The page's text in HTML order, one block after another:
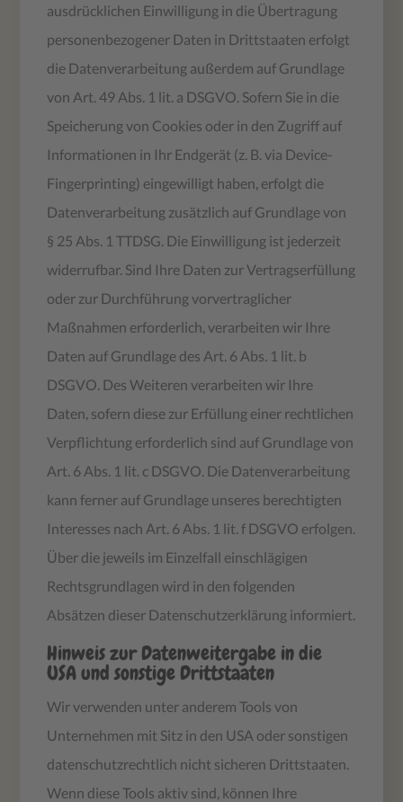
ausdrücklichen Einwilligung in die Übertragung
personenbezogener Daten in Drittstaaten erfolgt
die Datenverarbeitung außerdem auf Grundlage
von Art. 49 Abs. 1 lit. a DSGVO. Sofern Sie in die
Speicherung von Cookies oder in den Zugriff auf
Informationen in Ihr Endgerät (z. B. via Device-
Fingerprinting) eingewilligt haben, erfolgt die
Datenverarbeitung zusätzlich auf Grundlage von
§ 25 Abs. 1 TTDSG. Die Einwilligung ist jederzeit
widerrufbar. Sind Ihre Daten zur Vertragserfüllung
oder zur Durchführung vorvertraglicher
Maßnahmen erforderlich, verarbeiten wir Ihre
Daten auf Grundlage des Art. 6 Abs. 1 lit. b
DSGVO. Des Weiteren verarbeiten wir Ihre
Daten, sofern diese zur Erfüllung einer rechtlichen
Verpflichtung erforderlich sind auf Grundlage von
Art. 6 Abs. 1 lit. c DSGVO. Die Datenverarbeitung
kann ferner auf Grundlage unseres berechtigten
Interesses nach Art. 6 Abs. 1 lit. f DSGVO erfolgen.
Über die jeweils im Einzelfall einschlägigen
Rechtsgrundlagen wird in den folgenden
Absätzen dieser Datenschutzerklärung informiert.
Hinweis zur Datenweitergabe in die
USA und sonstige Drittstaaten
Wir verwenden unter anderem Tools von
Unternehmen mit Sitz in den USA oder sonstigen
datenschutzrechtlich nicht sicheren Drittstaaten.
Wenn diese Tools aktiv sind, können Ihre